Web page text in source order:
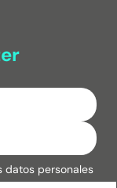
datos personales